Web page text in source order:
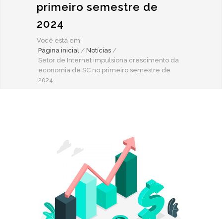
primeiro semestre de
2024
Você está em:
Página inicial / Notícias /
Setor de Internet impulsiona crescimento da
economia de SC no primeiro semestre de
2024